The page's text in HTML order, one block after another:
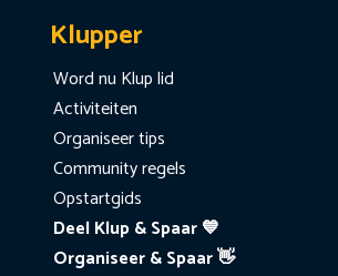
Klupper
Word nu Klup lid
Activiteiten
Organiseer tips
Community regels
Opstartgids
Deel Klup & Spaar 💙
Organiseer & Spaar 👋